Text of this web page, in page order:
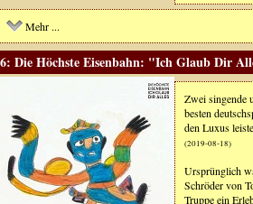
Mehr ...
Die Höchste Eisenbahn: "Ich Glaub Dir
Zwei singende
besten
den Luxus
(2019-08-18)
Ursprünglich
Schröder von
Truppe ein